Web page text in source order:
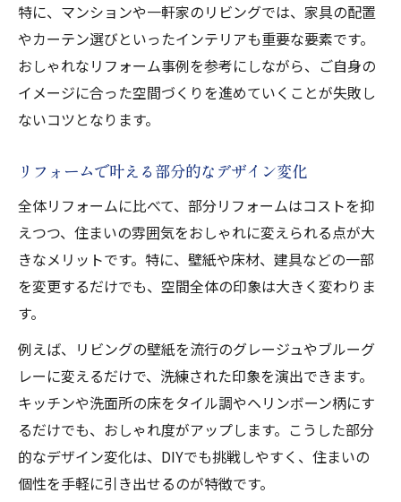
特に、マンションや一軒家のリビングでは、家具の配置
やカーテン選びといったインテリアも重要な要素です。
おしゃれなリフォーム事例を参考にしながら、ご自身の
イメージに合った空間づくりを進めていくことが失敗し
ないコツとなります。
リフォームで叶える部分的なデザイン変化
全体リフォームに比べて、部分リフォームはコストを抑
えつつ、住まいの雰囲気をおしゃれに変えられる点が大
きなメリットです。特に、壁紙や床材、建具などの一部
を変更するだけでも、空間全体の印象は大きく変わりま
す。
例えば、リビングの壁紙を流行のグレージュやブルーグ
レーに変えるだけで、洗練された印象を演出できます。
キッチンや洗面所の床をタイル調やヘリンボーン柄にす
るだけでも、おしゃれ度がアップします。こうした部分
的なデザイン変化は、DIYでも挑戦しやすく、住まいの
個性を手軽に引き出せるのが特徴です。